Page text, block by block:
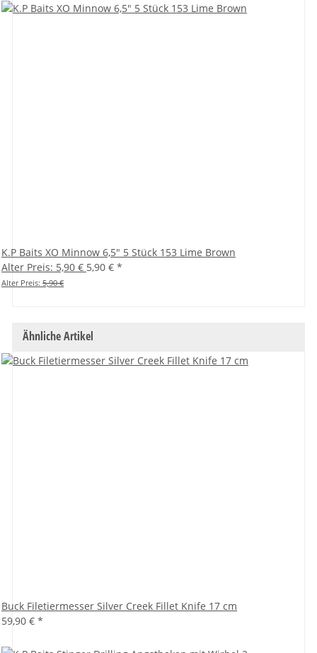
K.P Baits XO Minnow 6,5" 5 Stück 153 Lime Brown
Alter Preis: 5,90 € 5,90 € *
Alter Preis: 5,90 €
Ähnliche Artikel
Buck Filetiermesser Silver Creek Fillet Knife 17 cm
59,90 € *